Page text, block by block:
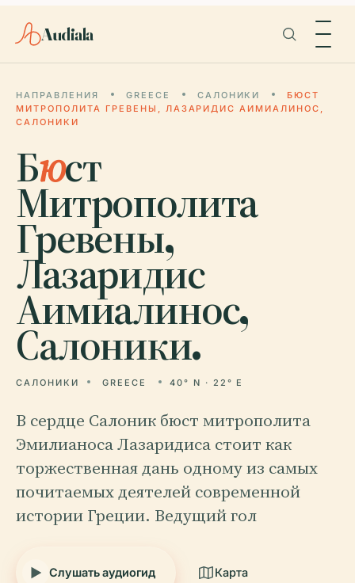
Audiala
НАПРАВЛЕНИЯ GREECE САЛОНИКИ
БЮСТ
МИТРОПОЛИТА ГРЕВЕНЫ, ЛАЗАРИДИС АИМИАЛИНОС,
САЛОНИКИ
Бюст
Митрополита
Гревены,
Лазаридис
Аимиалинос,
Салоники.
САЛОНИКИ GREECE 40° N · 22° E
В сердце Салоник бюст митрополита
Эмилианоса Лазаридиса стоит как
торжественная дань одному из самых
почитаемых деятелей современной
истории Греции. Ведущий гол
Слушать аудиогид Карта